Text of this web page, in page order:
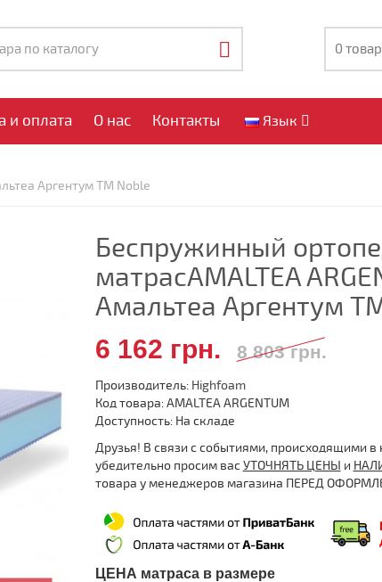
0
и оплата О нас Контакты Язык
Аргентум TM Noble
Беспружинный
матрасAMALTEA
Амальтеа Аргентум
6 162 грн. 8 803 грн.
Производитель: Highfoam
Код товара: AMALTEA ARGENTUM
Доступность: На складе
Друзья! В связи с событиями, происходящими в
убедительно просим васУТОЧНЯТЬ ЦЕНЫ и
товара у менеджеров магазина ПЕРЕД
ЦЕНА матраса в размере